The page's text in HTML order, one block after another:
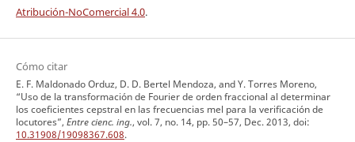
Atribución-NoComercial 4.0.
Cómo citar
E. F. Maldonado Orduz, D. D. Bertel Mendoza, and Y. Torres Moreno,
“Uso de la transformación de Fourier de orden fraccional al determinar
los coeficientes cepstral en las frecuencias mel para la verificación de
locutores”, Entre cienc. ing., vol. 7, no. 14, pp. 50–57, Dec. 2013, doi:
10.31908/19098367.608.